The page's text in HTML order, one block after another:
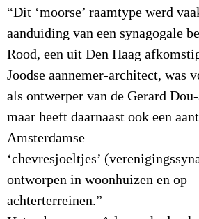
“Dit ‘moorse’ raamtype werd
aanduiding van een synagogale
Rood, een uit Den Haag
Joodse aannemer-architect, was
als ontwerper van de Gerard
maar heeft daarnaast ook een
Amsterdamse
‘chevresjoeltjes’
ontworpen in woonhuizen en op
achterterreinen.”